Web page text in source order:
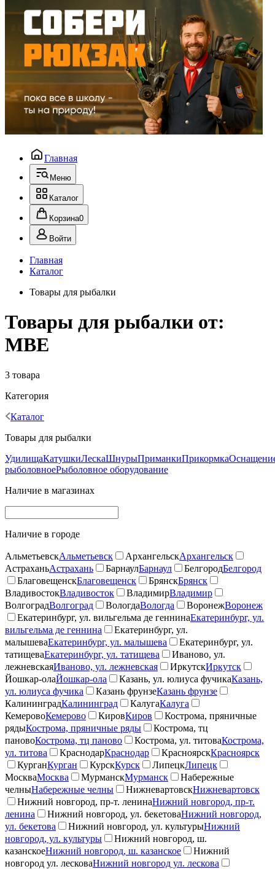
Главная
Меню
Каталог
Корзина0
Войти
Главная
Каталог
Товары для рыбалки
Товары для рыбалки от:
МВЕ
3 товара
Категория
Каталог
Товары для рыбалки
УдилищаКатушкиЛескаШнурыПриманкиПрикормка
рыболовноеРыболовное оборудование
Наличие в магазинах
Наличие в городе
АльметьевскАльметьевск АрхангельскАрхангельск
АстраханьАстрахань БарнаулБарнаул БелгородБелгород
БлаговещенскБлаговещенск БрянскБрянск
ВладивостокВладивосток ВладимирВладимир
ВолгоградВолгоград ВологдаВологда ВоронежВоронеж
Екатеринбург, ул. вильгельма де геннинаЕкатеринбург, ул.
вильгельма де геннина
Екатеринбург, ул.
малышеваЕкатеринбург, ул. малышева
Екатеринбург, ул.
татищеваЕкатеринбург, ул. татищева
Иваново, ул.
лежневскаяИваново, ул. лежневская ИркутскИркутск
Йошкар-олаЙошкар-ола Казань, ул. юлиуса фучикаКазань,
ул. юлиуса фучика
Казань фрунзеКазань фрунзе
КалининградКалининград КалугаКалуга
КемеровоКемерово КировКиров
Кострома, пряничные
рядыКострома, пряничные ряды
Кострома, тц
пановоКострома, тц паново Кострома, ул. титоваКострома,
ул. титова
КраснодарКраснодар КрасноярскКрасноярск
КурганКурган КурскКурск ЛипецкЛипецк
МоскваМосква МурманскМурманск
Набережные
челныНабережные челны НижневартовскНижневартовск
Нижний новгород, пр-т. ленинаНижний новгород, пр-т.
ленина
Нижний новгород, ул. бекетоваНижний новгород,
ул. бекетова
Нижний новгород, ул. культурыНижний
новгород, ул. культуры
Нижний новгород, ш.
казанскоеНижний новгород, ш. казанское
Нижний
новгород ул. лесковаНижний новгород ул. лескова